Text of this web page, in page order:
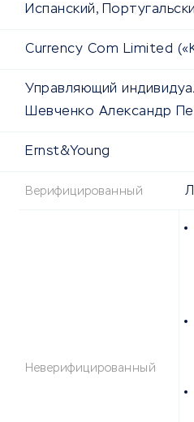
Испанский,
Currency Com Limited
Управляющий
Шевченко Александр
Ernst&Young
Верифицированный
Неверифицированный